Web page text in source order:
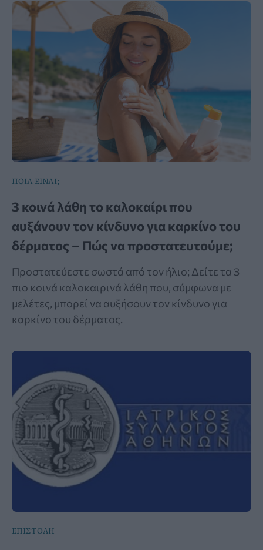
ΠΟΙΑ ΕΙΝΑΙ;
3 κοινά λάθη το καλοκαίρι που
αυξάνουν τον κίνδυνο για καρκίνο του
δέρματος – Πώς να προστατευτούμε;
Προστατεύεστε σωστά από τον ήλιο; Δείτε τα 3
πιο κοινά καλοκαιρινά λάθη που, σύμφωνα με
μελέτες, μπορεί να αυξήσουν τον κίνδυνο για
καρκίνο του δέρματος.
ΕΠΙΣΤΟΛΗ